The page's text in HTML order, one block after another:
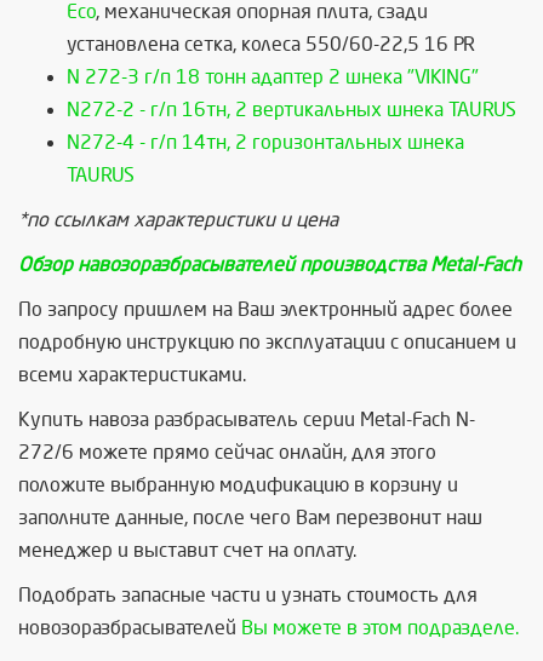
Eco, механическая опорная плита, сзади
установлена сетка, колеса 550/60-22,5 16 PR
N 272-3 г/п 18 тонн адаптер 2 шнека "VIKING"
N272-2 - г/п 16тн, 2 вертикальных шнека TAURUS
N272-4 - г/п 14тн, 2 горизонтальных шнека
TAURUS
*по ссылкам характеристики и цена
Обзор навозоразбрасывателей производства Metal-Fach
По запросу пришлем на Ваш электронный адрес более
подробную инструкцию по эксплуатации с описанием и
всеми характеристиками.
Купить навоза разбрасыватель серии Metal-Fach N-
272/6 можете прямо сейчас онлайн, для этого
положите выбранную модификацию в корзину и
заполните данные, после чего Вам перезвонит наш
менеджер и выставит счет на оплату.
Подобрать запасные части и узнать стоимость для
новозоразбрасывателей Вы можете в этом подразделе.